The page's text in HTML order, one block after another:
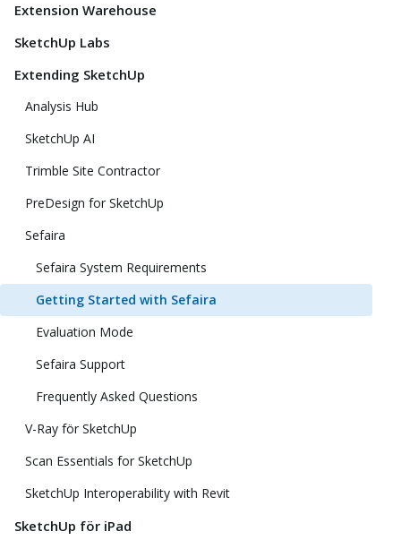
Extension Warehouse
SketchUp Labs
Extending SketchUp
Analysis Hub
SketchUp AI
Trimble Site Contractor
PreDesign for SketchUp
Sefaira
Sefaira System Requirements
Getting Started with Sefaira
Evaluation Mode
Sefaira Support
Frequently Asked Questions
V-Ray för SketchUp
Scan Essentials for SketchUp
SketchUp Interoperability with Revit
SketchUp för iPad